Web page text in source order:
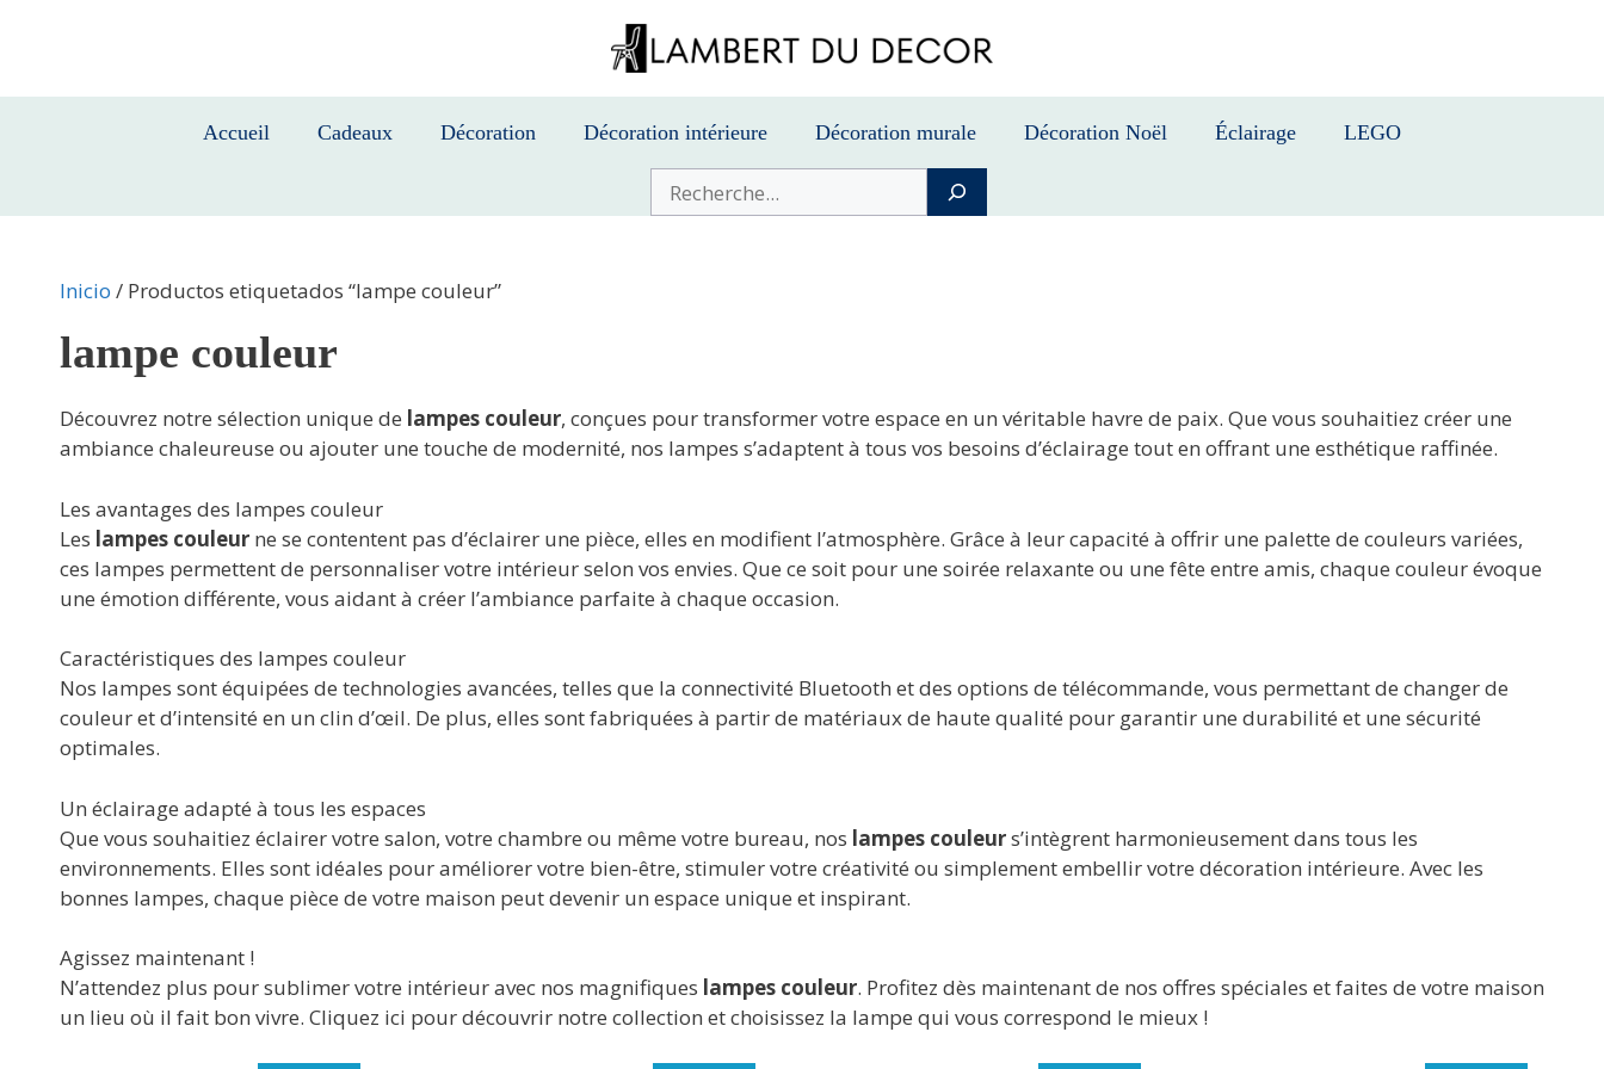
Accueil Cadeaux Décoration Décoration intérieure Décoration murale Décoration Noël Éclairage LEGO
Buscar
Inicio / Productos etiquetados “lampe couleur”
lampe couleur
Découvrez notre sélection unique de lampes couleur, conçues pour transformer votre espace en un véritable havre de paix. Que vous souhaitiez créer une
ambiance chaleureuse ou ajouter une touche de modernité, nos lampes s’adaptent à tous vos besoins d’éclairage tout en offrant une esthétique raffinée.
Les avantages des lampes couleur
Les lampes couleur ne se contentent pas d’éclairer une pièce, elles en modifient l’atmosphère. Grâce à leur capacité à offrir une palette de couleurs variées,
ces lampes permettent de personnaliser votre intérieur selon vos envies. Que ce soit pour une soirée relaxante ou une fête entre amis, chaque couleur évoque
une émotion différente, vous aidant à créer l’ambiance parfaite à chaque occasion.
Caractéristiques des lampes couleur
Nos lampes sont équipées de technologies avancées, telles que la connectivité Bluetooth et des options de télécommande, vous permettant de changer de
couleur et d’intensité en un clin d’œil. De plus, elles sont fabriquées à partir de matériaux de haute qualité pour garantir une durabilité et une sécurité
optimales.
Un éclairage adapté à tous les espaces
Que vous souhaitiez éclairer votre salon, votre chambre ou même votre bureau, nos lampes couleurs’intègrent harmonieusement dans tous les
environnements. Elles sont idéales pour améliorer votre bien-être, stimuler votre créativité ou simplement embellir votre décoration intérieure. Avec les
bonnes lampes, chaque pièce de votre maison peut devenir un espace unique et inspirant.
Agissez maintenant !
N’attendez plus pour sublimer votre intérieur avec nos magnifiques lampes couleur. Profitez dès maintenant de nos offres spéciales et faites de votre maison
un lieu où il fait bon vivre. Cliquez ici pour découvrir notre collection et choisissez la lampe qui vous correspond le mieux !